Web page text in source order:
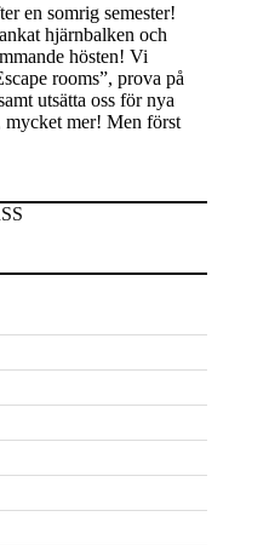
en somrig semester!
hjärnbalken och
hösten! Vi
rooms”, prova på
utsätta oss för nya
mycket mer! Men först